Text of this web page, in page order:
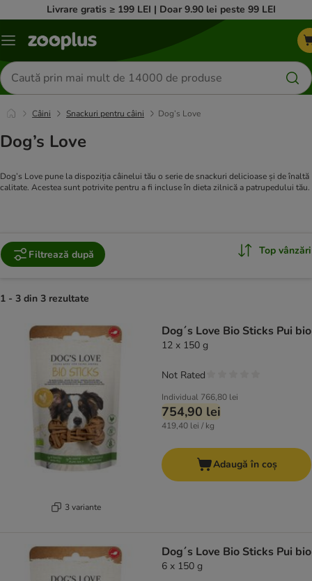
Livrare gratis ≥ 199 LEI | Doar 9.90 lei peste 99 LEI
Categorii
Căutare
produse
Câini Snackuri pentru câini Dog’s Love
Dog’s Love
Dog’s Love pune la dispoziția câinelui tău o serie de snackuri delicioase și de înaltă
calitate. Acestea sunt potrivite pentru a fi incluse în dieta zilnică a patrupedului tău.
Filtrează după Top vânzări
1 - 3 din 3 rezultate
3 variante
Dog´s Love Bio Sticks Pui bio
12 x 150 g
Individual 766,80 lei
754,90 lei
419,40 lei / kg
Not Rated
Adaugă în coș
Dog´s Love Bio Sticks Pui bio
6 x 150 g